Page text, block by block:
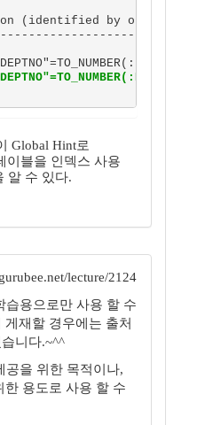
(identified by
Global Hint로
이블을 인덱스 사용
알 수 있다.
lecture/2124
습용으로만 사용 할 수
재할 경우에는 출처
니다.~^^
공을 위한 목적이나,
한 용도로 사용 할 수